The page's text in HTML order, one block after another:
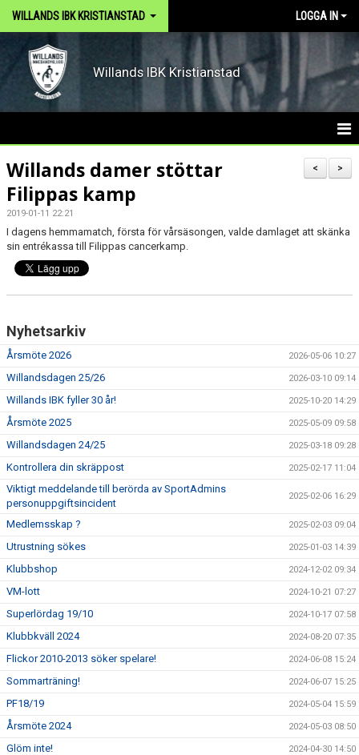
WILLANDS IBK KRISTIANSTAD LOGGA IN
Willands IBK Kristianstad
HEM
ARKIV
DOKUMENT
OM KLUBBEN
VÅRA LAG
VÄGBESKRIVNINGAR
MATCHER
KALENDER
MEDLEMSSKAP
BILDGALLERI
DATASKYDD
KLUBBSHOP
>
<
Willands damer stöttar
Filippas kamp
2019-01-11 22:21
I dagens hemmamatch, första för vårsäsongen, valde damlaget att skänka
sin entrékassa till Filippas cancerkamp.
Nyhetsarkiv
Årsmöte 2026 2026-05-06 10:27
Willandsdagen 25/26 2026-03-10 09:14
Willands IBK fyller 30 år! 2025-10-20 14:29
Årsmöte 2025 2025-05-09 09:58
Willandsdagen 24/25 2025-03-18 09:28
Kontrollera din skräppost 2025-02-17 11:04
Viktigt meddelande till berörda av SportAdmins
personuppgiftsincident
2025-02-06 16:29
Medlemsskap ? 2025-02-03 09:04
Utrustning sökes 2025-01-03 14:39
Klubbshop 2024-12-02 09:34
VM-lott 2024-10-21 07:27
Superlördag 19/10 2024-10-17 07:58
Klubbkväll 2024 2024-08-20 07:35
Flickor 2010-2013 söker spelare! 2024-06-08 15:24
Sommarträning! 2024-06-07 15:25
PF18/19 2024-05-04 15:59
Årsmöte 2024 2024-05-03 08:50
Glöm inte! 2024-04-30 14:50